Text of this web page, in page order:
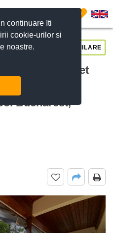
continuare Iti
cookie-urilor si
noastre.
0
complet
privata Iancu
Bucharest,
SIMILARE